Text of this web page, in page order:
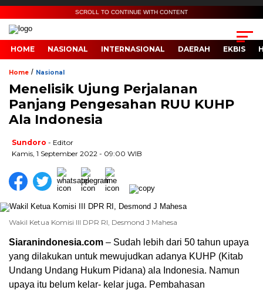
SCROLL TO CONTINUE WITH CONTENT
HOME NASIONAL INTERNASIONAL DAERAH EKBIS
Home / Nasional
Menelisik Ujung Perjalanan
Panjang Pengesahan RUU KUHP
Ala Indonesia
Sundoro - Editor
Kamis, 1 September 2022 - 09:00 WIB
Wakil Ketua Komisi III DPR RI, Desmond J Mahesa
Siaranindonesia.com – Sudah lebih dari 50 tahun upaya
yang dilakukan untuk mewujudkan adanya KUHP (Kitab
Undang Undang Hukum Pidana) ala Indonesia. Namun
upaya itu belum kelar- kelar juga. Pembahasan